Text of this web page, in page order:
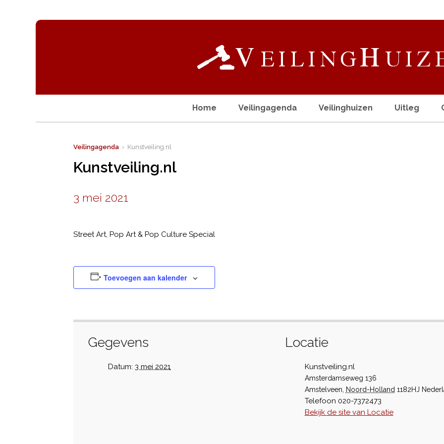
Home Veilingagenda Veilinghuizen Uitleg
Veilingagenda › Kunstveiling.nl
Kunstveiling.nl
3 mei 2021
Street Art, Pop Art & Pop Culture Special
Toevoegen aan kalender
Gegevens
Datum: 3 mei 2021
Locatie
Kunstveiling.nl
Amsterdamseweg 136
Amstelveen
Noord-Holland 1182HJ
Telefoon 020-7372473
Bekijk de site van Locatie